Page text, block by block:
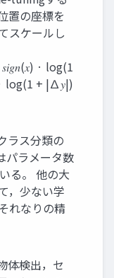
置の座標を
スケールし
· log(1
log(1 + |∆𝑦|)
ラス分類の
パラメータ数
る。 他の大
，少ない学
れなりの精
体検出，セ